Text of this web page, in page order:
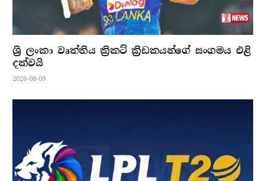
ශ්‍රි ලංකා වෘත්තිය ක්‍රිකට් ක්‍රිඩකයන්ගේ සංගමය එළි
දක්වයි
2026-08-09